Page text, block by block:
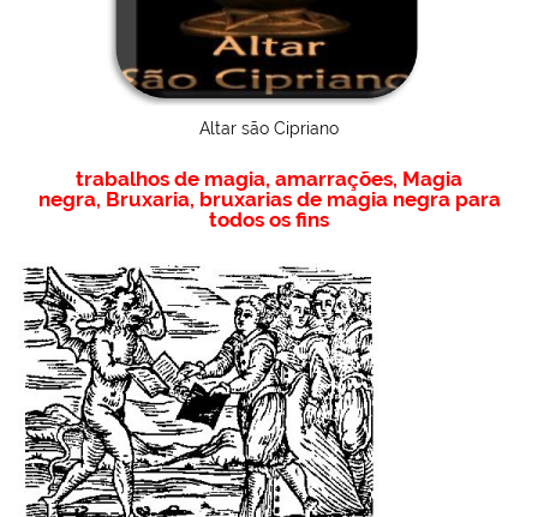
Altar são Cipriano
trabalhos de magia, amarrações, Magia
negra, Bruxaria, bruxarias de magia negra para
todos os fins